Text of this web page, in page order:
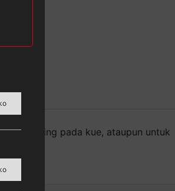
topping pada kue, ataupun untuk